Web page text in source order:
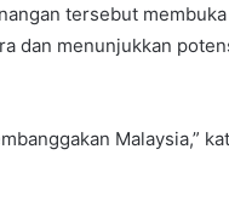
tersebut
dan menunjukkan
Malaysia,”